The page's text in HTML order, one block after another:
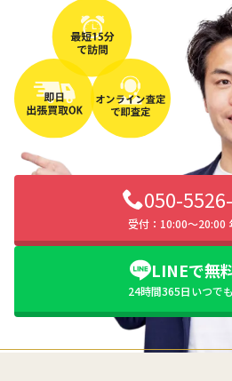
050-
受付：10:00〜20:00
LINEで無
24時間365日いつで